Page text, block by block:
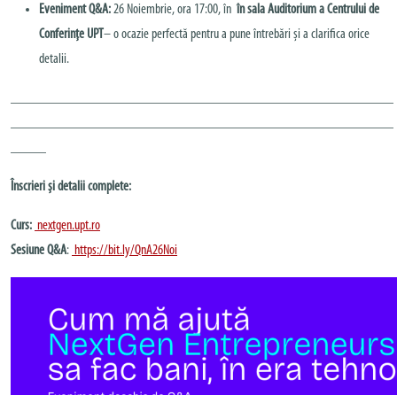
Eveniment Q&A:26 Noiembrie, ora 17:00, în în sala Auditorium a Centrului de
Conferințe UPT – o ocazie perfectă pentru a pune întrebări și a clarifica orice
detalii.
Înscrieri și detalii complete:
Curs: nextgen.upt.ro
Sesiune Q&A: https://bit.ly/QnA26Noi